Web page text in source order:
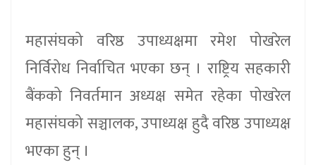
महासंघको वरिष्ठ उपाध्यक्षमा रमेश पोखरेल
निर्विरोध निर्वाचित भएका छन् । राष्ट्रिय सहकारी
बैंकको निवर्तमान अध्यक्ष समेत रहेका पोखरेल
महासंघको सञ्चालक, उपाध्यक्ष हुदै वरिष्ठ उपाध्यक्ष
भएका हुन् ।